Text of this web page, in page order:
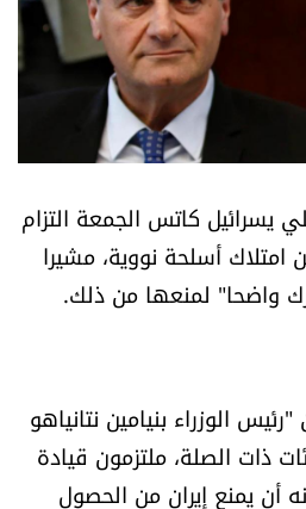
يسرائيل كاتس الجمعة التزام
امتلاك أسلحة نووية، مشيرا
واضحا" لمنعها من ذلك.
الوزراء بنيامين نتانياهو
ذات الصلة، ملتزمون قيادة
يمنع إيران من الحصول